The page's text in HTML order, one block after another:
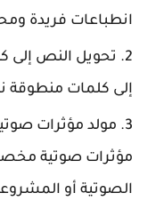
انطباعات فريدة
تحويل النص إلى
إلى كلمات منطوقة
مولد مؤثرات
مؤثرات صوتية
الصوتية أو